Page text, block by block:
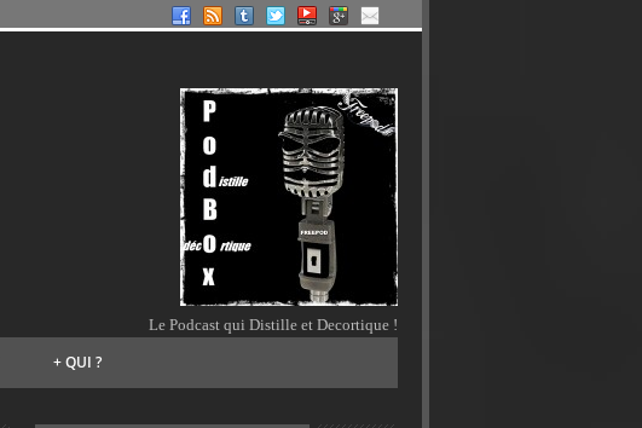
Le Podcast qui Distille et Decortique !
QUI ?
+